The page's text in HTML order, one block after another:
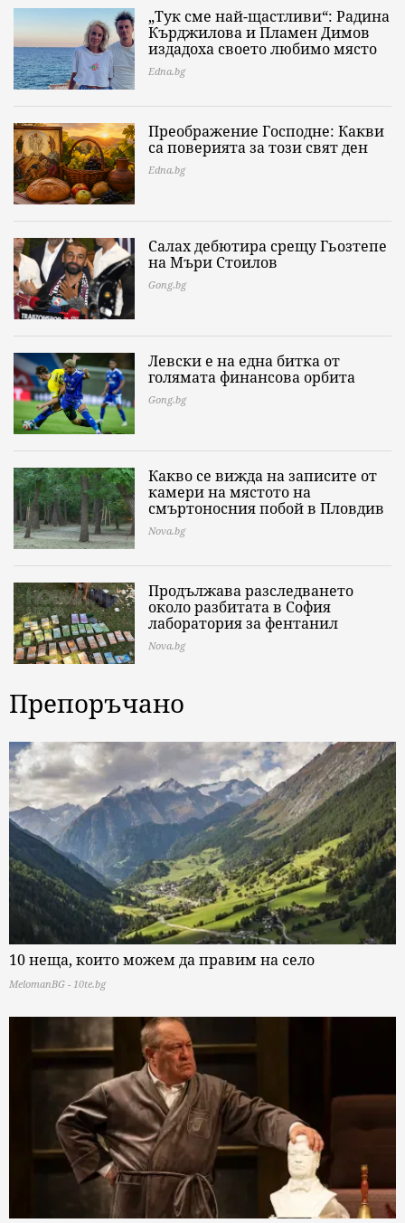
„Тук сме най-щастливи“: Радина
Кърджилова и Пламен Димов
издадоха своето любимо място
Edna.bg
Преображение Господне: Какви
са поверията за този свят ден
Edna.bg
Салах дебютира срещу Гьозтепе
на Мъри Стоилов
Gong.bg
Левски е на една битка от
голямата финансова орбита
Gong.bg
Какво се вижда на записите от
камери на мястото на
смъртоносния побой в Пловдив
Nova.bg
Продължава разследването
около разбитата в София
лаборатория за фентанил
Nova.bg
Препоръчано
10 неща, които можем да правим на село
MelomanBG - 10te.bg